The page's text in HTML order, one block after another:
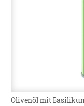
Olivenöl mit